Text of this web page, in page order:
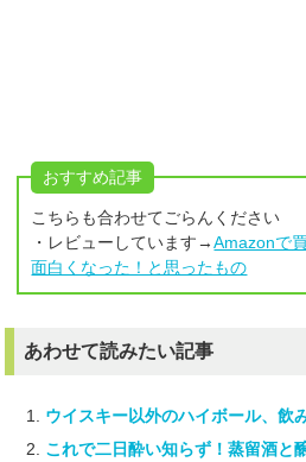
おすすめ記事
こちらも合わせてごらんください
・レビューしています→Amazonで
面白くなった！と思ったもの
あわせて読みたい記事
ウイスキー以外のハイボール、飲
これで二日酔い知らず！蒸留酒と